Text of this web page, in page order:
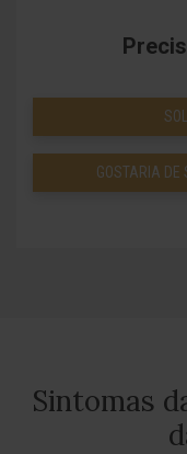
GOSTARIA DE
Sintomas